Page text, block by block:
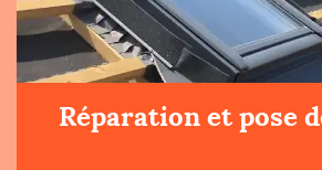
Réparation et pose